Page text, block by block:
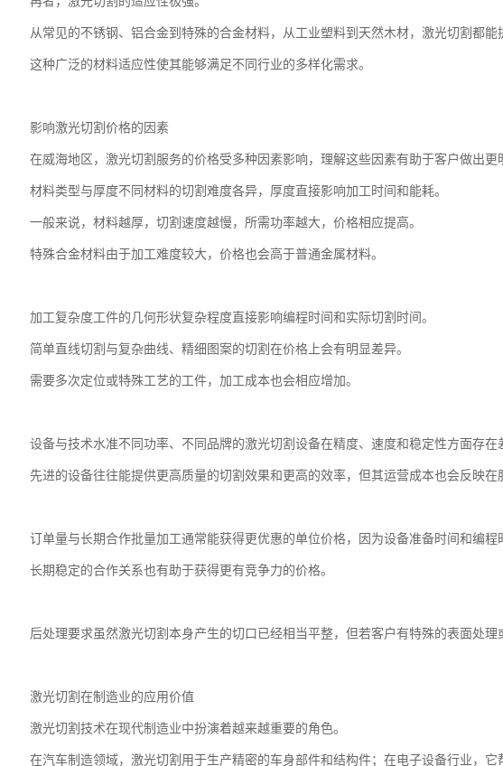
从常见的不锈钢、铝合金到特殊的合金材料，从工业塑料到天然木材，激光切割都
这种广泛的材料适应性使其能够满足不同行业的多样化需求。
影响激光切割价格的因素
在威海地区，激光切割服务的价格受多种因素影响，理解这些因素有助于客户做出更
材料类型与厚度不同材料的切割难度各异，厚度直接影响加工时间和能耗。
一般来说，材料越厚，切割速度越慢，所需功率越大，价格相应提高。
特殊合金材料由于加工难度较大，价格也会高于普通金属材料。
加工复杂度工件的几何形状复杂程度直接影响编程时间和实际切割时间。
简单直线切割与复杂曲线、精细图案的切割在价格上会有明显差异。
需要多次定位或特殊工艺的工件，加工成本也会相应增加。
设备与技术水准不同功率、不同品牌的激光切割设备在精度、速度和稳定性方面存在
先进的设备往往能提供更高质量的切割效果和更高的效率，但其运营成本也会反映在
订单量与长期合作批量加工通常能获得更优惠的单位价格，因为设备准备时间和编
长期稳定的合作关系也有助于获得更有竞争力的价格。
后处理要求虽然激光切割本身产生的切口已经相当平整，但若客户有特殊的表面处
激光切割在制造业的应用价值
激光切割技术在现代制造业中扮演着越来越重要的角色。
在汽车制造领域，激光切割用于生产精密的车身部件和结构件；在电子设备行业，